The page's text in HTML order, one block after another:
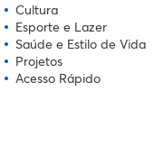
Cultura
Esporte e Lazer
Saúde e Estilo de Vida
Projetos
Acesso Rápido